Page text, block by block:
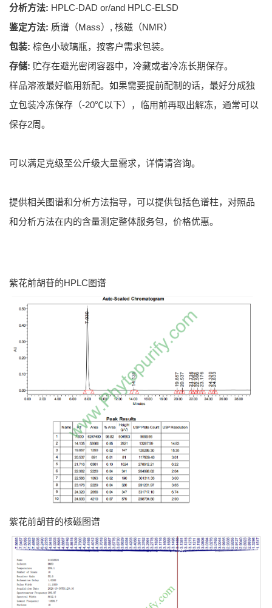
分析方法: HPLC-DAD or/and HPLC-ELSD
鉴定方法: 质谱（Mass）, 核磁（NMR）
包装: 棕色小玻璃瓶，按客户需求包装。
存储: 贮存在避光密闭容器中，冷藏或者冷冻长期保存。
样品溶液最好临用新配。如果需要提前配制的话，最好分成独
立包装冷冻保存（-20℃以下），临用前再取出解冻，通常可以
保存2周。
可以满足克级至公斤级大量需求，详情请咨询。
提供相关图谱和分析方法指导，可以提供包括色谱柱，对照品
和分析方法在内的含量测定整体服务包，价格优惠。
紫花前胡苷的HPLC图谱
紫花前胡苷的核磁图谱